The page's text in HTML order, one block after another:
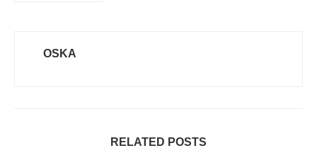
OSKA
RELATED POSTS